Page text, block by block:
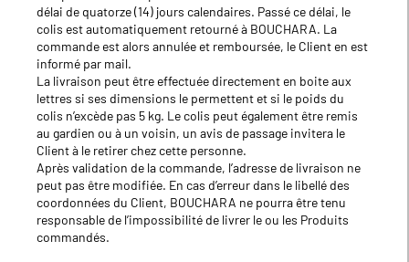
délai de quatorze (14) jours calendaires. Passé ce délai, le
colis est automatiquement retourné à BOUCHARA. La
commande est alors annulée et remboursée, le Client en est
informé par mail.
La livraison peut être effectuée directement en boite aux
lettres si ses dimensions le permettent et si le poids du
colis n’excède pas 5 kg. Le colis peut également être remis
au gardien ou à un voisin, un avis de passage invitera le
Client à le retirer chez cette personne.
Après validation de la commande, l’adresse de livraison ne
peut pas être modifiée. En cas d’erreur dans le libellé des
coordonnées du Client, BOUCHARA ne pourra être tenu
responsable de l’impossibilité de livrer le ou les Produits
commandés.